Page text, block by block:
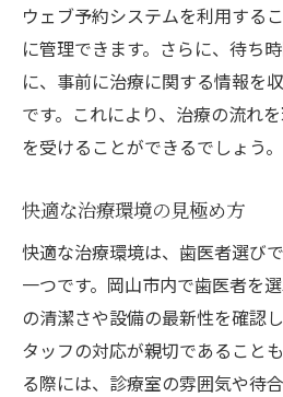
ウェブ予約システムを利用する
に管理できます。さらに、待ち
に、事前に治療に関する情報を
です。これにより、治療の流れ
を受けることができるでしょう。
快適な治療環境の見極め方
快適な治療環境は、歯医者選び
一つです。岡山市内で歯医者を
の清潔さや設備の最新性を確認
タッフの対応が親切であること
る際には、診療室の雰囲気や待